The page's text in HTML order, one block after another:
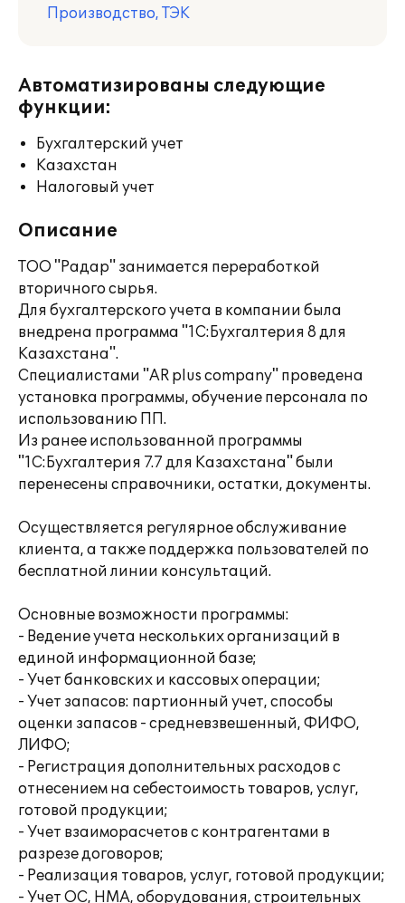
Производство, ТЭК
Автоматизированы следующие
функции:
Бухгалтерский учет
Казахстан
Налоговый учет
Описание
ТОО "Радар" занимается переработкой
вторичного сырья.
Для бухгалтерского учета в компании была
внедрена программа "1С:Бухгалтерия 8 для
Казахстана".
Специалистами "AR plus company" проведена
установка программы, обучение персонала по
использованию ПП.
Из ранее использованной программы
"1С:Бухгалтерия 7.7 для Казахстана" были
перенесены справочники, остатки, документы.
Осуществляется регулярное обслуживание
клиента, а также поддержка пользователей по
бесплатной линии консультаций.
Основные возможности программы:
- Ведение учета нескольких организаций в
единой информационной базе;
- Учет банковских и кассовых операции;
- Учет запасов: партионный учет, способы
оценки запасов - средневзвешенный, ФИФО,
ЛИФО;
- Регистрация дополнительных расходов с
отнесением на себестоимость товаров, услуг,
готовой продукции;
- Учет взаиморасчетов с контрагентами в
разрезе договоров;
- Реализация товаров, услуг, готовой продукции;
- Учет ОС, НМА, оборудования, строительных